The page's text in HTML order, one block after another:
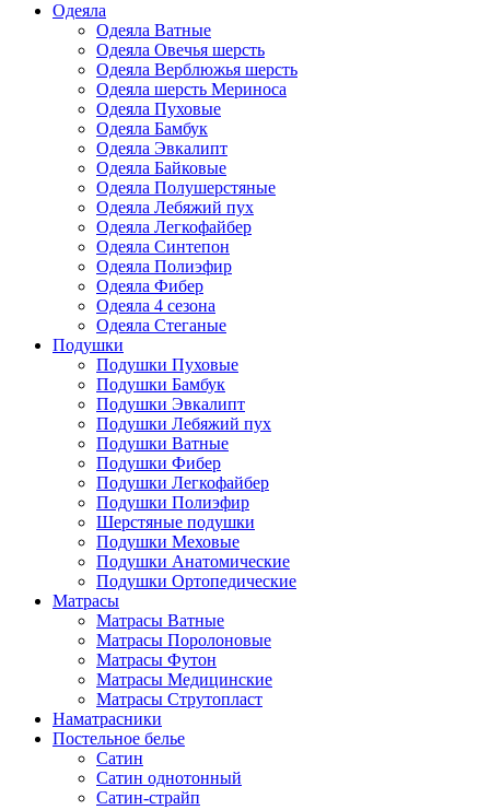
Одеяла
Одеяла Ватные
Одеяла Овечья шерсть
Одеяла Верблюжья шерсть
Одеяла шерсть Мериноса
Одеяла Пуховые
Одеяла Бамбук
Одеяла Эвкалипт
Одеяла Байковые
Одеяла Полушерстяные
Одеяла Лебяжий пух
Одеяла Легкофайбер
Одеяла Синтепон
Одеяла Полиэфир
Одеяла Фибер
Одеяла 4 сезона
Одеяла Стеганые
Подушки
Подушки Пуховые
Подушки Бамбук
Подушки Эвкалипт
Подушки Лебяжий пух
Подушки Ватные
Подушки Фибер
Подушки Легкофайбер
Подушки Полиэфир
Шерстяные подушки
Подушки Меховые
Подушки Анатомические
Подушки Ортопедические
Матрасы
Матрасы Ватные
Матрасы Поролоновые
Матрасы Футон
Матрасы Медицинские
Матрасы Струтопласт
Наматрасники
Постельное белье
Сатин
Сатин однотонный
Сатин-страйп